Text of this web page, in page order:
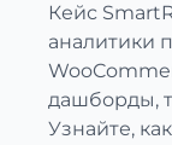
Кейс
аналитики
дашборды,
Узнайте,